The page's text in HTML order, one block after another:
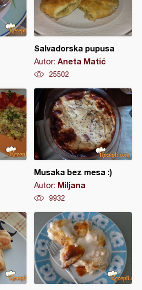
Salvadorska pupusa
Autor: Aneta Matić
25502
Musaka bez mesa :)
Autor: Miljana
9932